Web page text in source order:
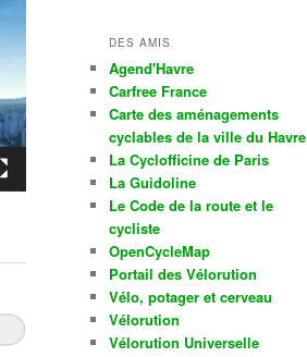
DES AMIS
Agend'Havre
Carfree France
Carte des aménagements
cyclables de la ville du Havre
La Cyclofficine de Paris
La Guidoline
Le Code de la route et le
cycliste
OpenCycleMap
Portail des Vélorution
Vélo, potager et cerveau
Vélorution
Vélorution Universelle